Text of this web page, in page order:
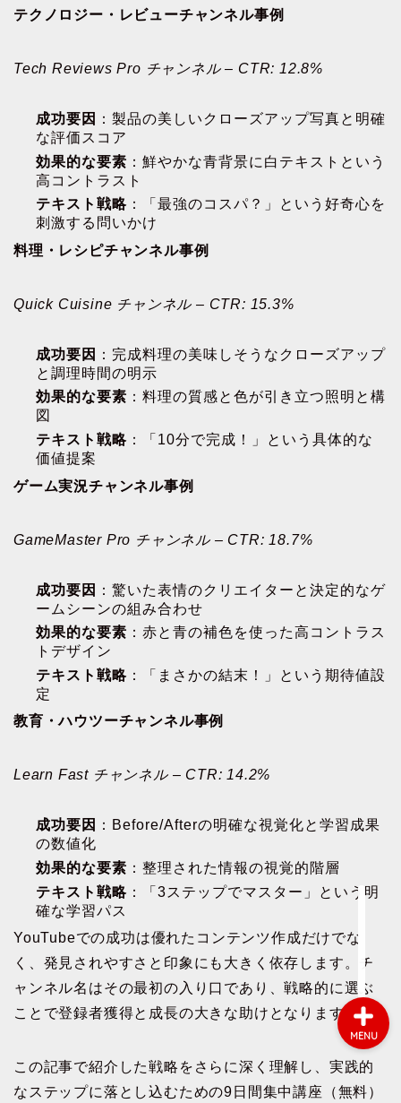
テクノロジー・レビューチャンネル事例
Tech Reviews Pro チャンネル – CTR: 12.8%
成功要因
：製品の美しいクローズアップ写真と明確
な評価スコア
効果的な要素 ：鮮やかな青背景に白テキストという
高コントラスト
テキスト戦略 ：「最強のコスパ？」という好奇心を
刺激する問いかけ
料理・レシピチャンネル事例
Quick Cuisine チャンネル – CTR: 15.3%
成功要因
：完成料理の美味しそうなクローズアップ
と調理時間の明示
効果的な要素 ：料理の質感と色が引き立つ照明と構
図
テキスト戦略 ：「10分で完成！」という具体的な
価値提案
ゲーム実況チャンネル事例
GameMaster Pro チャンネル – CTR: 18.7%
成功要因
：驚いた表情のクリエイターと決定的なゲ
ームシーンの組み合わせ
効果的な要素 ：赤と青の補色を使った高コントラス
トデザイン
テキスト戦略 ：「まさかの結末！」という期待値設
定
教育・ハウツーチャンネル事例
Learn Fast チャンネル – CTR: 14.2%
成功要因
：Before/Afterの明確な視覚化と学習成果
の数値化
効果的な要素 ：整理された情報の視覚的階層
テキスト戦略 ：「3ステップでマスター」という明
確な学習パス
YouTubeでの成功は優れたコンテンツ作成だけでな
く、発見されやすさと印象にも大きく依存します。チ
ャンネル名はその最初の入り口であり、戦略的に選ぶ
ことで登録者獲得と成長の大きな助けとなります。
この記事で紹介した戦略をさらに深く理解し、実践的
なステップに落とし込むための9日間集中講座（無料）
MENU
会社概要
サービス
採用情報